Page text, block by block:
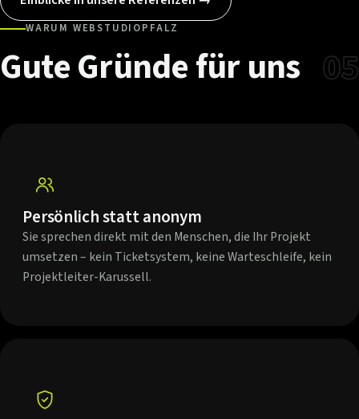
WARUM WEBSTUDIOPFALZ
GuteGründefüruns 05
Persönlich statt anonym
Sie sprechen direkt mit den Menschen, die Ihr Projekt
umsetzen – kein Ticketsystem, keine Warteschleife, kein
Projektleiter-Karussell.